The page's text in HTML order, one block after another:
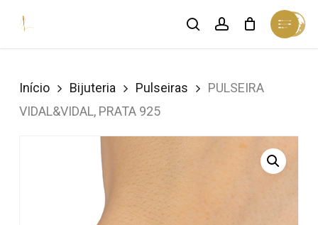
searchaccount
Menu
Close
Cart
Início Bijuteria Pulseiras
PULSEIRA
VIDAL&VIDAL, PRATA 925